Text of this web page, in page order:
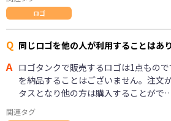
ロゴ
Q 同じロゴを他の人が利用することはあ
A ロゴタンクで販売するロゴは1点もの
を納品することはございません。注文
タスとなり他の方は購入することがで
関連タグ